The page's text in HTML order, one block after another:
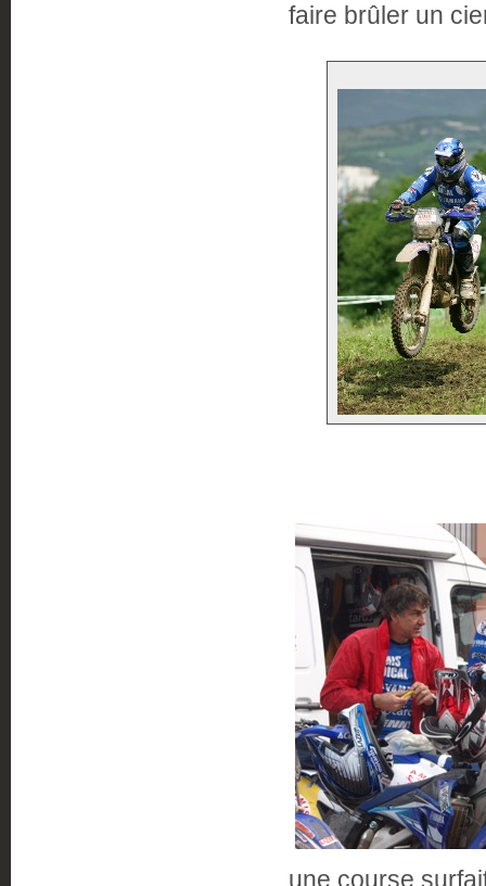
faire brûler un
une course